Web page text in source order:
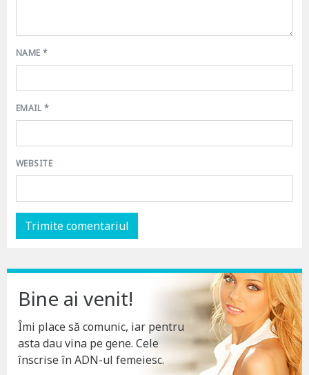
NAME*
EMAIL*
WEBSITE
Bine ai venit!
Îmi place să comunic, iar pentru
asta dau vina pe gene. Cele
înscrise în ADN-ul femeiesc.